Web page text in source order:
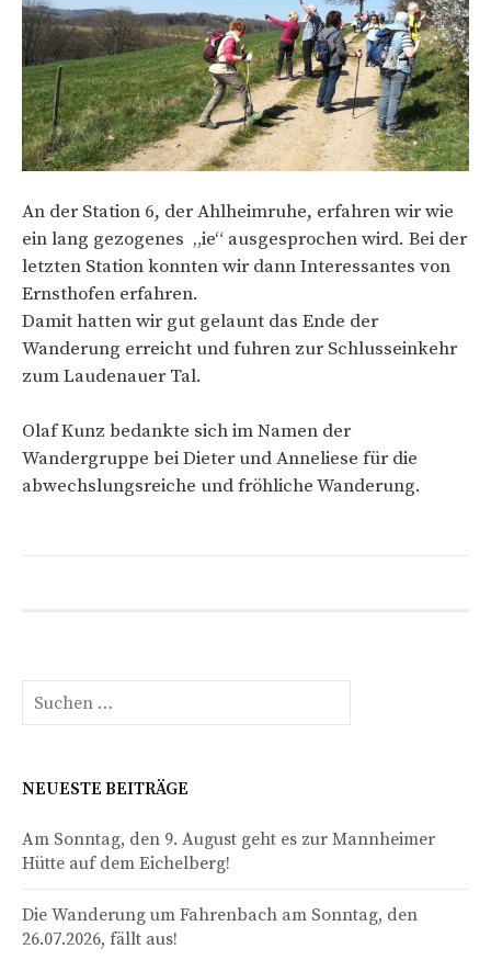
An der Station 6, der Ahlheimruhe, erfahren wir wie
ein lang gezogenes „ie“ ausgesprochen wird. Bei der
letzten Station konnten wir dann Interessantes von
Ernsthofen erfahren.
Damit hatten wir gut gelaunt das Ende der
Wanderung erreicht und fuhren zur Schlusseinkehr
zum Laudenauer Tal.
Olaf Kunz bedankte sich im Namen der
Wandergruppe bei Dieter und Anneliese für die
abwechslungsreiche und fröhliche Wanderung.
Suchen
nach:
NEUESTE BEITRÄGE
Am Sonntag, den 9. August geht es zur Mannheimer
Hütte auf dem Eichelberg!
Die Wanderung um Fahrenbach am Sonntag, den
26.07.2026, fällt aus!